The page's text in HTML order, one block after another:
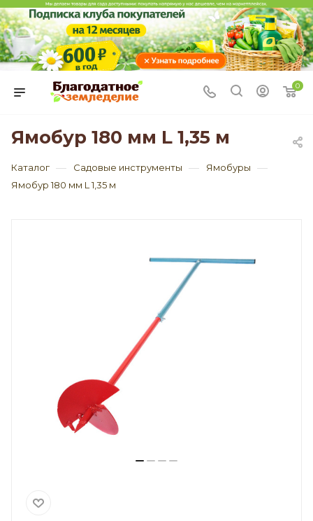
0
Ямобур 180 мм L 1,35 м
Каталог — Садовые инструменты — Ямобуры —
Ямобур 180 мм L 1,35 м